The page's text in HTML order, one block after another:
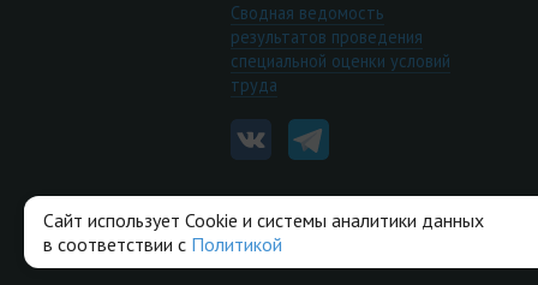
Сводная ведомость
результатов проведения
специальной оценки условий
труда
Сайт использует Cookie и системы аналитики данных
в соответствии с Политикой